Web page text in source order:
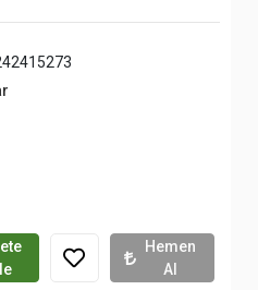
Hemen
Al